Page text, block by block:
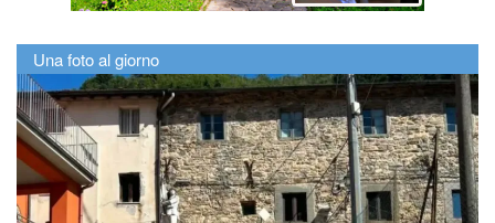
Una foto al giorno